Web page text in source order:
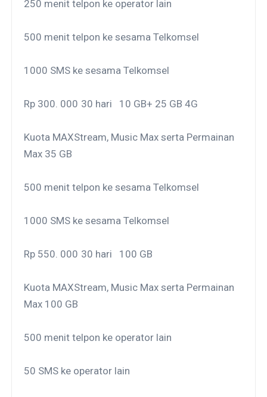
250 menit telpon ke operator lain
500 menit telpon ke sesama Telkomsel
1000 SMS ke sesama Telkomsel
Rp 300. 000 30 hari 10 GB+ 25 GB 4G
Kuota MAXStream, Music Max serta Permainan
Max 35 GB
500 menit telpon ke sesama Telkomsel
1000 SMS ke sesama Telkomsel
Rp 550. 000 30 hari 100 GB
Kuota MAXStream, Music Max serta Permainan
Max 100 GB
500 menit telpon ke operator lain
50 SMS ke operator lain